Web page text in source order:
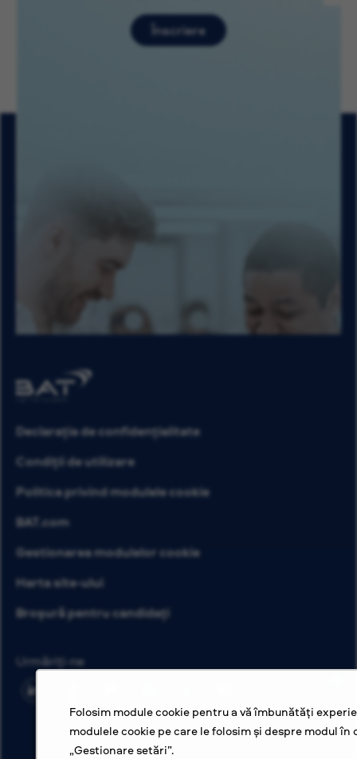
Folosim module cookie pentru a vă îmbunătăți
modulele cookie pe care le folosim și despre modul
„Gestionare setări”.
Înscriere
Declarația de confidențialitate
Condiții de utilizare
Politica privind modulele cookie
BAT.com
Gestionarea modulelor cookie
Harta site-ului
Broșură pentru candidați
Urmăriți-ne